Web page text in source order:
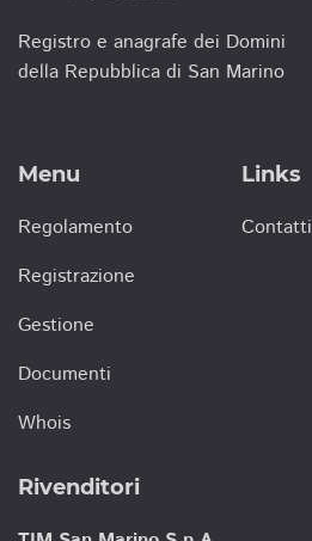
Registro e anagrafe dei Domini
della Repubblica di San Marino
Menu
Regolamento
Registrazione
Gestione
Documenti
Whois
Links
Contatti
Rivenditori